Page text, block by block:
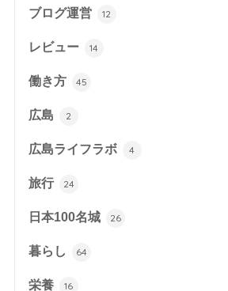
ブログ運営 12
レビュー 14
働き方 45
広島 2
広島ライフラボ 4
旅行 24
日本100名城 26
暮らし 64
栄養 16